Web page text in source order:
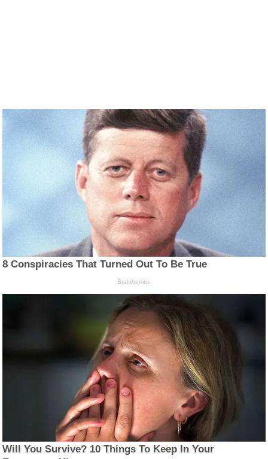
8 Conspiracies That Turned Out To Be True
Brainberries
Will You Survive? 10 Things To Keep In Your